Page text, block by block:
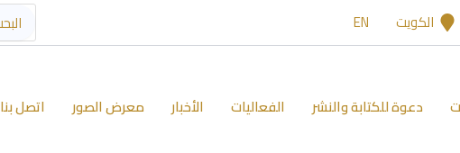
الكويت EN البحث
عن:
دعوة للكتابة والنشر الفعاليات الأخبار معرض الصور اتصل بنا